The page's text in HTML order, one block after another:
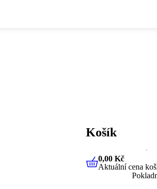
Košík
0,00 Kč
0,00 Kč
Aktuální cena